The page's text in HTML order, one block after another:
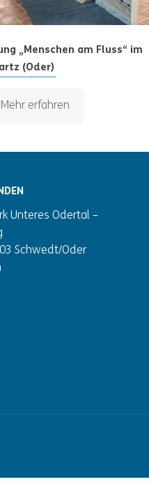
„Menschen am Fluss“ im
(Oder)
Mehr erfahren
Unteres Odertal –
Schwedt/Oder